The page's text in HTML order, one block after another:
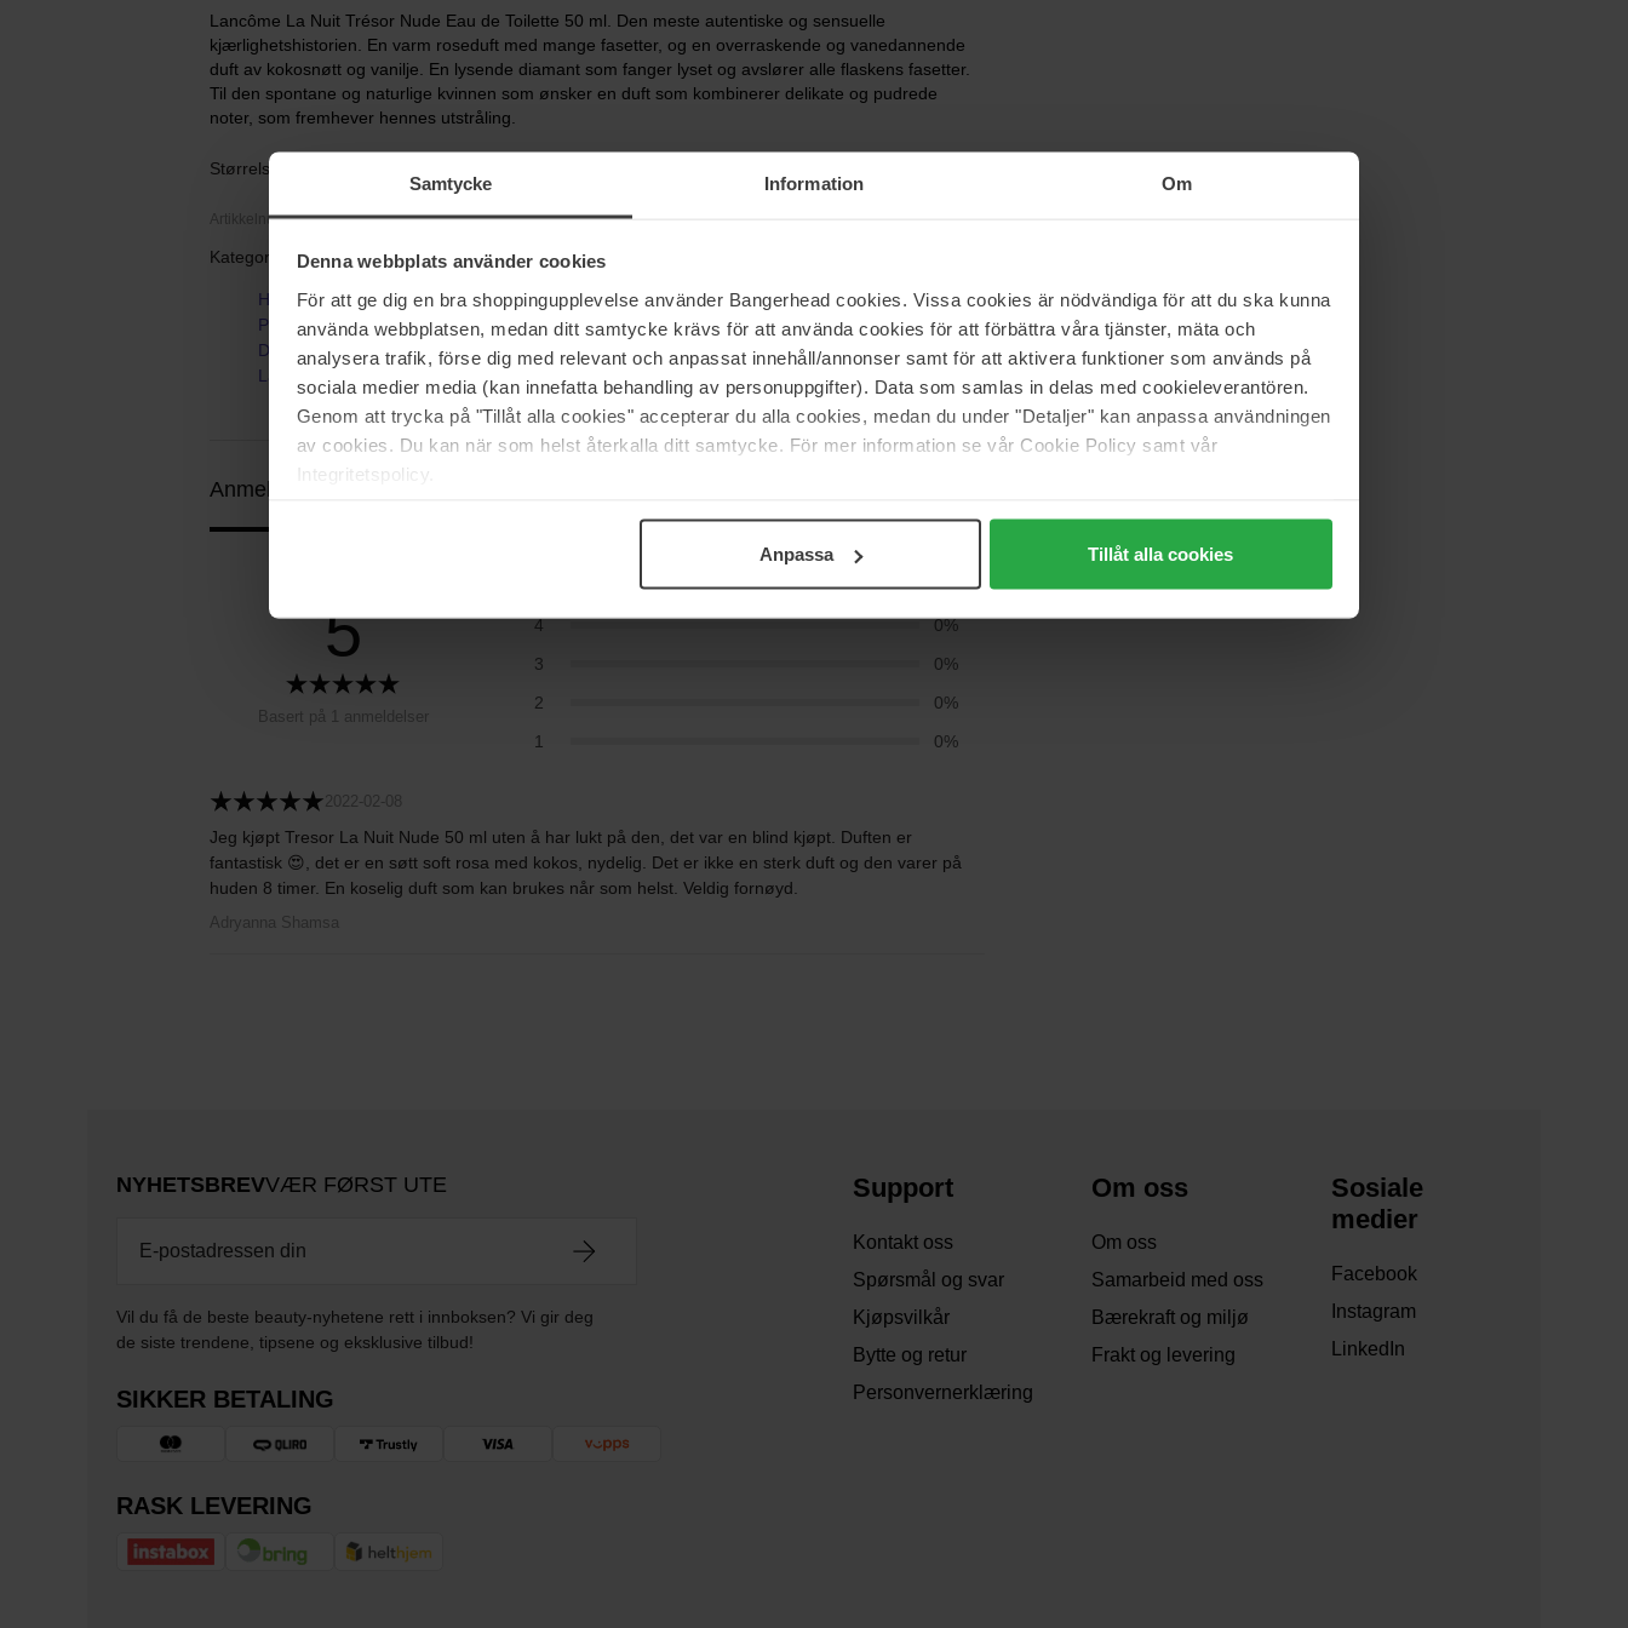
Samtycke Information Om
Denna webbplats använder cookies
För att ge dig en bra shoppingupplevelse använder Bangerhead cookies. Vissa cookies är nödvändiga för att du ska kunna
använda webbplatsen, medan ditt samtycke krävs för att använda cookies för att förbättra våra tjänster, mäta och
analysera trafik, förse dig med relevant och anpassat innehåll/annonser samt för att aktivera funktioner som används på
sociala medier media (kan innefatta behandling av personuppgifter). Data som samlas in delas med cookieleverantören.
Genom att trycka på "Tillåt alla cookies" accepterar du alla cookies, medan du under "Detaljer" kan anpassa användningen
av cookies. Du kan när som helst återkalla ditt samtycke. För mer information se vår Cookie Policy samt vår
Integritetspolicy.
Anpassa Tillåt alla cookies
Lancôme La Nuit Trésor Nude Eau de Toilette 50 ml. Den meste autentiske og sensuelle
kjærlighetshistorien. En varm roseduft med mange fasetter, og en overraskende og vanedannende
duft av kokosnøtt og vanilje. En lysende diamant som fanger lyset og avslører alle flaskens fasetter.
Til den spontane og naturlige kvinnen som ønsker en duft som kombinerer delikate og pudrede
noter, som fremhever hennes utstråling.
Størrelse: 50 ml
Artikkelnummer: 82881
Kategorier:
Hjem
Parfyme
Dameparfyme
La Nuit Trésor Nude
Anmeldelser (1)
5
Basert på 1 anmeldelser
100%
4
0%
3
0%
2
0%
1
0%
2022-02-08
Jeg kjøpt Tresor La Nuit Nude 50 ml uten å har lukt på den, det var en blind kjøpt. Duften er
fantastisk 😍, det er en søtt soft rosa med kokos, nydelig. Det er ikke en sterk duft og den varer på
huden 8 timer. En koselig duft som kan brukes når som helst. Veldig fornøyd.
Adryanna Shamsa
NYHETSBREVVÆR FØRST UTE
Vil du få de beste beauty-nyhetene rett i innboksen? Vi gir deg
de siste trendene, tipsene og eksklusive tilbud!
SIKKER BETALING
RASK LEVERING
Support
Kontakt oss
Spørsmål og svar
Kjøpsvilkår
Bytte og retur
Personvernerklæring
Om oss
Om oss
Samarbeid med oss
Bærekraft og miljø
Frakt og levering
Sosiale
medier
Facebook
Instagram
LinkedIn